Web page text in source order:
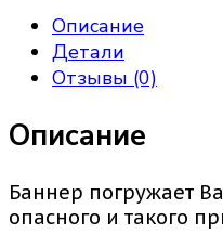
Описание
Детали
Отзывы (0)
Описание
Баннер погружает
опасного и такого